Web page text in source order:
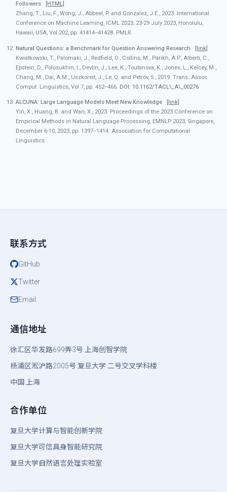
Followers
[HTML]
Zhang, T., Liu, F., Wong, J., Abbeel, P. and Gonzalez, J.E., 2023. International
Conference on Machine Learning, ICML 2023, 23-29 July 2023, Honolulu,
Hawaii, USA, Vol 202, pp. 41414--41428. PMLR.
Natural Questions: a Benchmark for Question Answering Research
[link]
Kwiatkowski, T., Palomaki, J., Redfield, O., Collins, M., Parikh, A.P., Alberti, C.,
Epstein, D., Polosukhin, I., Devlin, J., Lee, K., Toutanova, K., Jones, L., Kelcey, M.,
Chang, M., Dai, A.M., Uszkoreit, J., Le, Q. and Petrov, S., 2019. Trans. Assoc.
Comput. Linguistics, Vol 7, pp. 452--466. DOI: 10.1162/TACL\_A\_00276
ALCUNA: Large Language Models Meet New Knowledge
[link]
Yin, X., Huang, B. and Wan, X., 2023. Proceedings of the 2023 Conference on
Empirical Methods in Natural Language Processing, EMNLP 2023, Singapore,
December 6-10, 2023, pp. 1397--1414. Association for Computational
Linguistics.
联系方式
GitHub
Twitter
Email
通信地址
徐汇区华发路699弄3号 上海创智学院
杨浦区淞沪路2005号 复旦大学 二号交叉学科楼
中国 上海
合作单位
复旦大学计算与智能创新学院
复旦大学可信具身智能研究院
复旦大学自然语言处理实验室